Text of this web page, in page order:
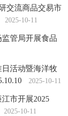
交流商品交易市
2025-10-11
监管局开展食品
日活动暨海洋牧
2025-10-11
市开展2025
2025-10-11